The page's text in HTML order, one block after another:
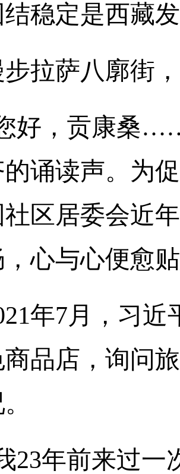
结稳定是西藏
拉萨八廓街
好，贡康桑
诵读声。为
区居委会近
，心与心便愈
年7月，习
品店，询问
23年前来过一